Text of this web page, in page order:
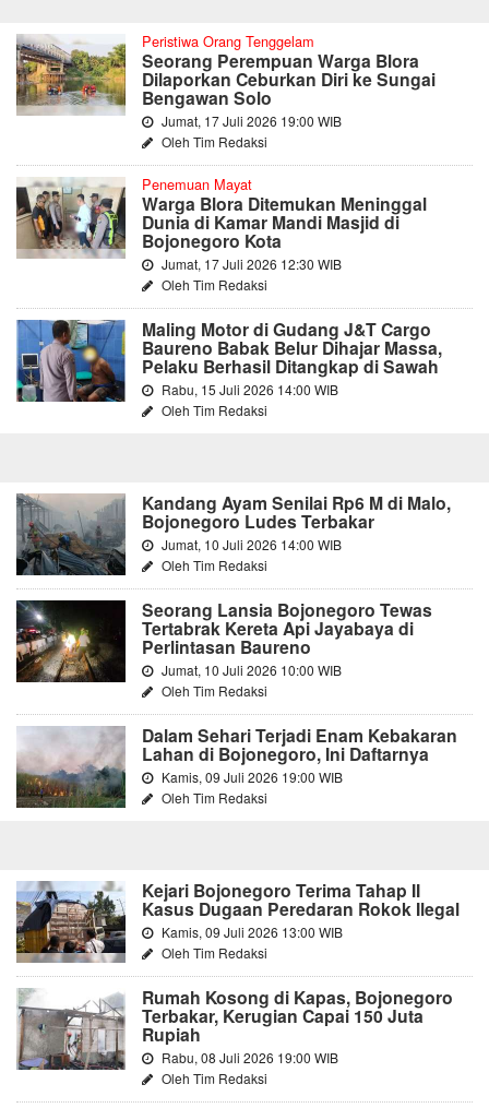
Peristiwa Orang Tenggelam
Seorang Perempuan Warga Blora
Dilaporkan Ceburkan Diri ke Sungai
Bengawan Solo
Jumat, 17 Juli 2026 19:00 WIB
Oleh Tim Redaksi
Penemuan Mayat
Warga Blora Ditemukan Meninggal
Dunia di Kamar Mandi Masjid di
Bojonegoro Kota
Jumat, 17 Juli 2026 12:30 WIB
Oleh Tim Redaksi
Maling Motor di Gudang J&T Cargo
Baureno Babak Belur Dihajar Massa,
Pelaku Berhasil Ditangkap di Sawah
Rabu, 15 Juli 2026 14:00 WIB
Oleh Tim Redaksi
Kandang Ayam Senilai Rp6 M di Malo,
Bojonegoro Ludes Terbakar
Jumat, 10 Juli 2026 14:00 WIB
Oleh Tim Redaksi
Seorang Lansia Bojonegoro Tewas
Tertabrak Kereta Api Jayabaya di
Perlintasan Baureno
Jumat, 10 Juli 2026 10:00 WIB
Oleh Tim Redaksi
Dalam Sehari Terjadi Enam Kebakaran
Lahan di Bojonegoro, Ini Daftarnya
Kamis, 09 Juli 2026 19:00 WIB
Oleh Tim Redaksi
Kejari Bojonegoro Terima Tahap II
Kasus Dugaan Peredaran Rokok Ilegal
Kamis, 09 Juli 2026 13:00 WIB
Oleh Tim Redaksi
Rumah Kosong di Kapas, Bojonegoro
Terbakar, Kerugian Capai 150 Juta
Rupiah
Rabu, 08 Juli 2026 19:00 WIB
Oleh Tim Redaksi